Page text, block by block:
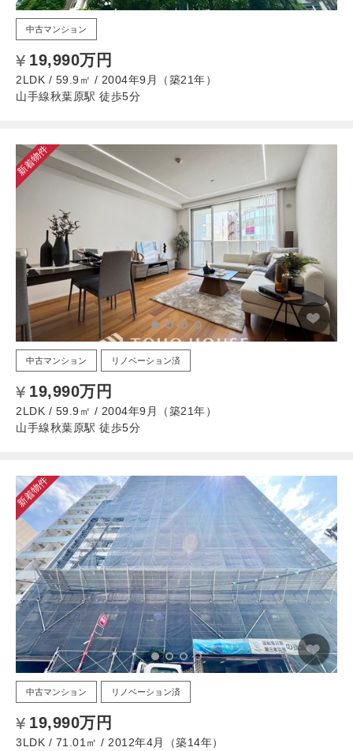
中古マンション
19,990万円
2LDK / 59.9㎡ / 2004年9月（築21年）
山手線秋葉原駅 徒歩5分
新着物件
中古マンション リノベーション済
19,990万円
2LDK / 59.9㎡ / 2004年9月（築21年）
山手線秋葉原駅 徒歩5分
新着物件
中古マンション リノベーション済
19,990万円
3LDK / 71.01㎡ / 2012年4月（築14年）